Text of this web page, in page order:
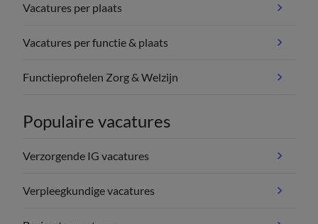
Vacatures per plaats
Vacatures per functie & plaats
Functieprofielen Zorg & Welzijn
Populaire vacatures
Verzorgende IG vacatures
Verpleegkundige vacatures